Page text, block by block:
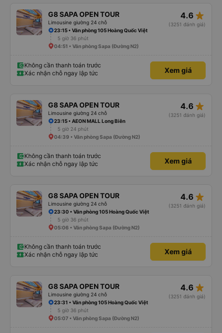
G8 SAPA OPEN TOUR
Limousine giường 24 chỗ
4.6 star_rate
(3251 đánh giá)
23:15 • Văn phòng 105 Hoàng Quốc Việt
5 giờ 36 phút
04:51 • Văn phòng Sapa (Đường N2)
Không cần thanh toán trước
Xác nhận chỗ ngay lập tức
Xem giá
G8 SAPA OPEN TOUR
Limousine giường 24 chỗ
4.6 star_rate
(3251 đánh giá)
23:15 • AEON MALL Long Biên
5 giờ 24 phút
04:39 • Văn phòng Sapa (Đường N2)
Không cần thanh toán trước
Xác nhận chỗ ngay lập tức
Xem giá
G8 SAPA OPEN TOUR
Limousine giường 24 chỗ
4.6 star_rate
(3251 đánh giá)
23:30 • Văn phòng 105 Hoàng Quốc Việt
5 giờ 36 phút
05:06 • Văn phòng Sapa (Đường N2)
Không cần thanh toán trước
Xác nhận chỗ ngay lập tức
Xem giá
G8 SAPA OPEN TOUR
Limousine giường 24 chỗ
4.6 star_rate
(3251 đánh giá)
23:31 • Văn phòng 105 Hoàng Quốc Việt
5 giờ 36 phút
05:07 • Văn phòng Sapa (Đường N2)